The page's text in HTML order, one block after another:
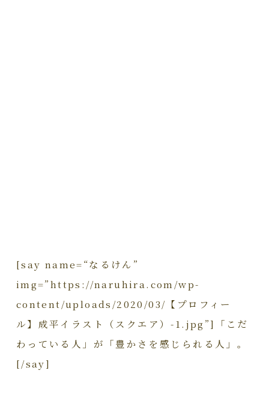
[say name=“なるけん”
img=”https://naruhira.com/wp-
content/uploads/2020/03/【プロフィー
ル】成平イラスト（スクエア）-1.jpg”]「こだ
わっている人」が「豊かさを感じられる人」。
[/say]